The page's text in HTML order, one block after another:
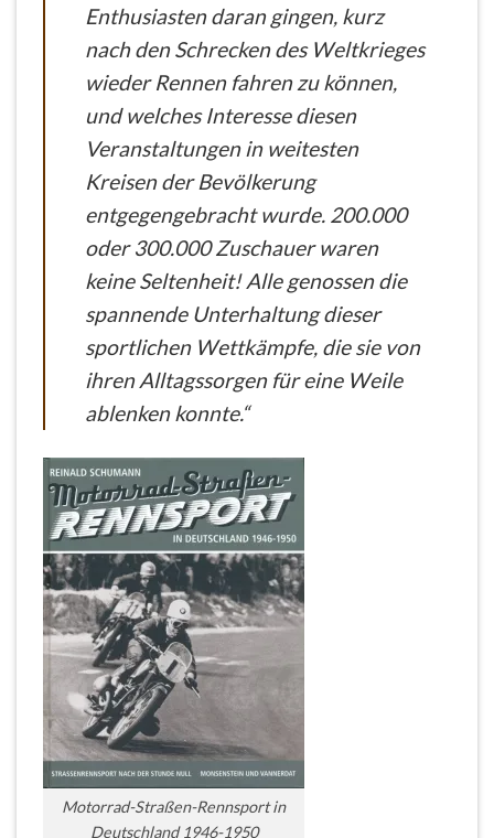
Enthusiasten daran gingen, kurz
nach den Schrecken des Weltkrieges
wieder Rennen fahren zu können,
und welches Interesse diesen
Veranstaltungen in weitesten
Kreisen der Bevölkerung
entgegengebracht wurde. 200.000
oder 300.000 Zuschauer waren
keine Seltenheit! Alle genossen die
spannende Unterhaltung dieser
sportlichen Wettkämpfe, die sie von
ihren Alltagssorgen für eine Weile
ablenken konnte.“
Motorrad-Straßen-Rennsport in
Deutschland 1946-1950